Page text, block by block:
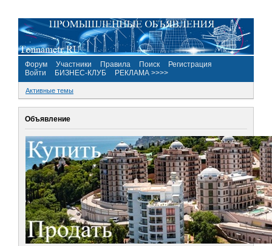
Форум Участники Правила Поиск
Регистрация
Войти
БИЗНЕС-КЛУБ РЕКЛАМА >>>>
Активные темы
Объявление